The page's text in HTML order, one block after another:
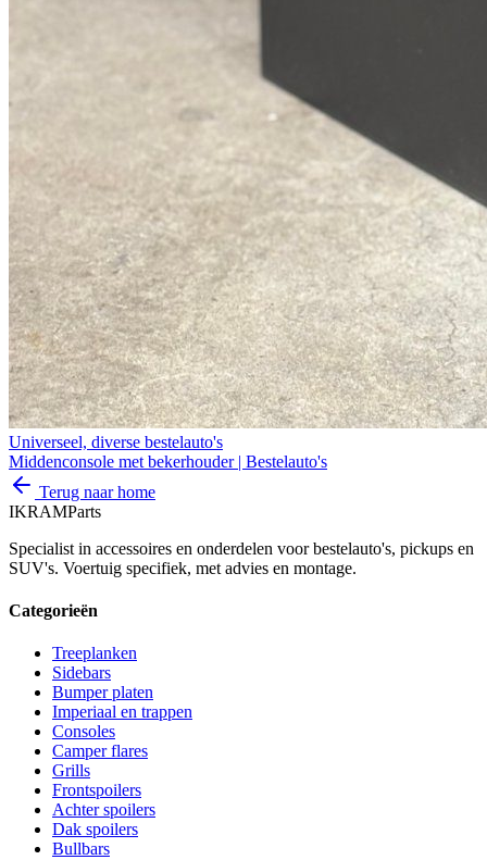
Universeel, diverse bestelauto's
Middenconsole met bekerhouder | Bestelauto's
Terug naar home
IKRAMParts
Specialist in accessoires en onderdelen voor bestelauto's, pickups en
SUV's. Voertuig specifiek, met advies en montage.
Categorieën
Treeplanken
Sidebars
Bumper platen
Imperiaal en trappen
Consoles
Camper flares
Grills
Frontspoilers
Achter spoilers
Dak spoilers
Bullbars